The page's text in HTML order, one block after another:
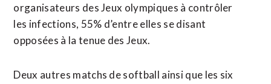
organisateurs des Jeux olympiques à contrôler
les infections, 55% d’entre elles se disant
opposées à la tenue des Jeux.
Deux autres matchs de softball ainsi que les six